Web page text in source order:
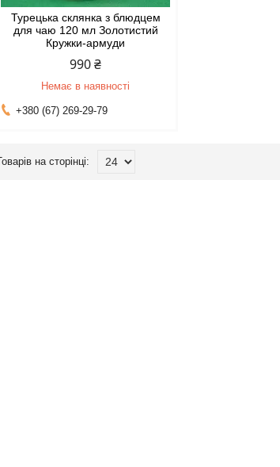
Турецька склянка з блюдцем
для чаю 120 мл Золотистий
Кружки-армуди
990 ₴
Немає в наявності
+380 (67) 269-29-79